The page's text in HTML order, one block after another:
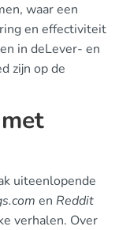
waar een
en effectiviteit
in deLever- en
zijn op de
uiteenlopende
en Reddit
verhalen. Over